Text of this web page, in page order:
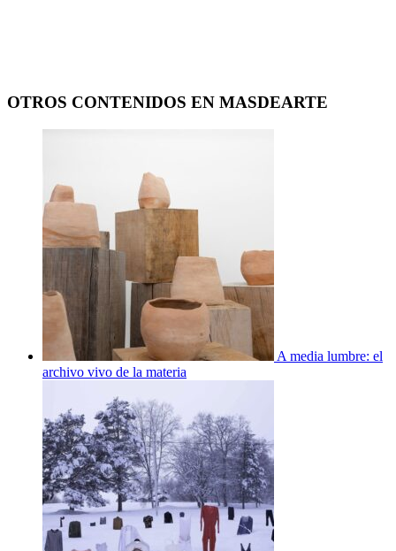
OTROS CONTENIDOS EN MASDEARTE
A media lumbre: el
archivo vivo de la materia